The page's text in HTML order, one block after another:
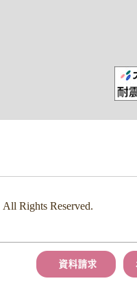
Rights Reserved.